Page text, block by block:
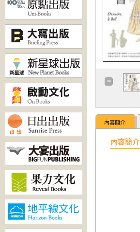
內容簡介
內容簡介